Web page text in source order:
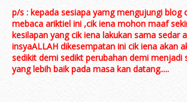
p/s : kepada sesiapa yamg mengujungi blog
mebaca ariktiel ini ,cik iena mohon maaf
kesilapan yang cik iena lakukan sama sedar
insyaALLAH dikesempatan ini cik iena akan
sedikit demi sedikt perubahan demi menjadi
yang lebih baik pada masa kan datang.....